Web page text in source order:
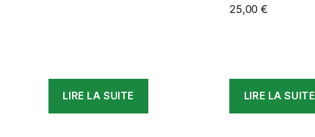
LIRE LA SUITE
25,00 €
LIRE LA SUITE